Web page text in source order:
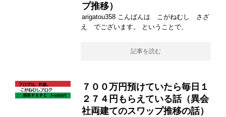
プ推移）
arigatou358 こんばんは こがねむし さざ
え でございます。 ということで、
記事を読む
７００万円預けていたら毎日１
２７４円もらえている話（異会
社両建てのスワップ推移の話）